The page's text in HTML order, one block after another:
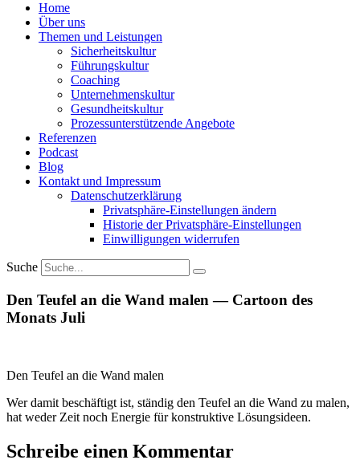
Home
Über uns
Themen und Leistungen
Sicher­heits­kultur
Führungs­kultur
Coaching
Unter­neh­mens­kultur
Gesund­heits­kultur
Prozess­un­ter­stüt­zende Angebote
Referenzen
Podcast
Blog
Kontakt und Impressum
Daten­schutz­er­klärung
Privat­sphäre-Einstel­lungen ändern
Historie der Privat­sphäre-Einstel­lungen
Einwil­li­gungen wider­rufen
Suche
Den Teufel an die Wand malen — Cartoon des
Monats Juli
Den Teufel an die Wand malen
Wer damit beschäftigt ist, ständig den Teufel an die Wand zu malen,
hat weder Zeit noch Energie für konstruktive Lösungs­ideen.
Schreibe einen Kommentar